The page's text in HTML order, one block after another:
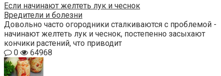
Если начинают желтеть лук и чеснок
Вредители и болезни
Довольно часто огородники сталкиваются с проблемой -
начинают желтеть лук и чеснок, постепенно засыхают
кончики растений, что приводит
0
64968